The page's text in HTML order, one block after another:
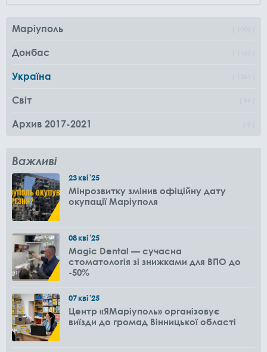
Маріуполь
Донбас
Україна
Світ
Архив 2017-2021
Важливі
23кві'25
Мінрозвитку змінив офіційну дату
окупації Маріуполя
08кві'25
Magic Dental — сучасна
стоматологія зі знижками для ВПО до
-50%
07кві'25
Центр «ЯМаріуполь» організовує
виїзди до громад Вінницької області